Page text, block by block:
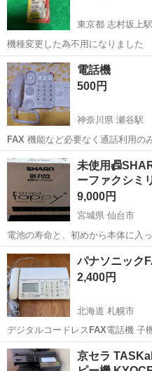
東京都 志村坂上駅
機種変更した為不用になりました
東京 板橋区 志村坂上駅
電話機
500円
神奈川県 瀬谷駅
FAX 機能など必要なく通話利用の
神奈川 横浜市 瀬谷駅
未使用
ーファクシミ
9,000円
宮城県 仙台市
電池の寿命と、初めから本体に入
ません。 元箱に…
宮城 仙台市 電話、ＦＡＸ
パナソニック
2,400円
北海道 札幌市
デジタルコードレス FAX
能付きデジタルコ… ジタルコード
北海道 札幌市 電話、ＦＡ
京セラ